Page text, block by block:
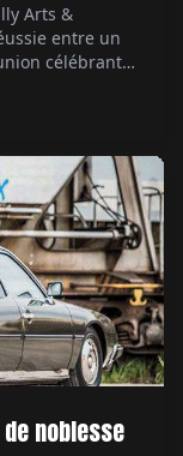
Arts &
entre un
célébrant
record.
noblesse